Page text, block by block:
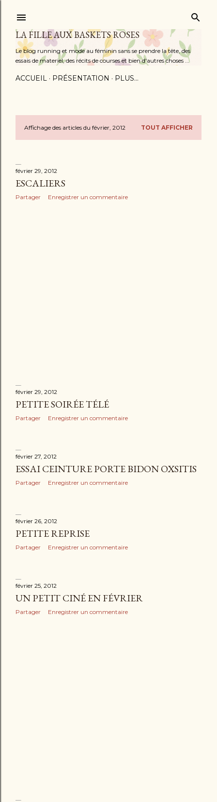
LA FILLE AUX BASKETS ROSES
Le blog running et mode au féminin sans se prendre la tête, des
essais de materiel, des récits de courses et bien d'autres choses ...
ACCUEIL PRÉSENTATION PLUS…
A
t
i
Affichage des articles du février, 2012 TOUT AFFICHER
février 29, 2012
ESCALIERS
Partager Enregistrer un commentaire
février 29, 2012
PETITE SOIRÉE TÉLÉ
Partager Enregistrer un commentaire
février 27, 2012
ESSAI CEINTURE PORTE BIDON OXSITIS
Partager Enregistrer un commentaire
février 26, 2012
PETITE REPRISE
Partager Enregistrer un commentaire
février 25, 2012
UN PETIT CINÉ EN FÉVRIER
Partager Enregistrer un commentaire